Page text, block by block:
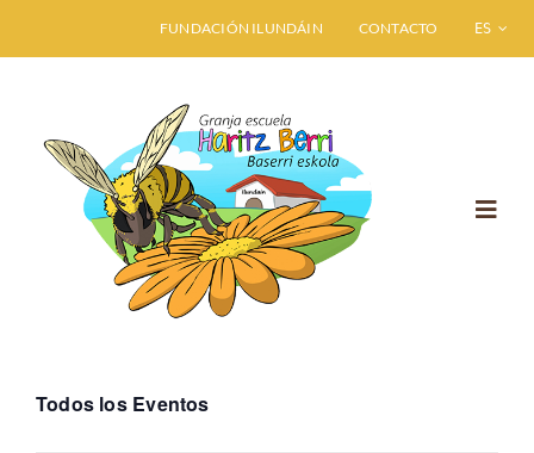
FUNDACIÓN ILUNDÁIN CONTACTO ESPAÑOL
Todos los Eventos